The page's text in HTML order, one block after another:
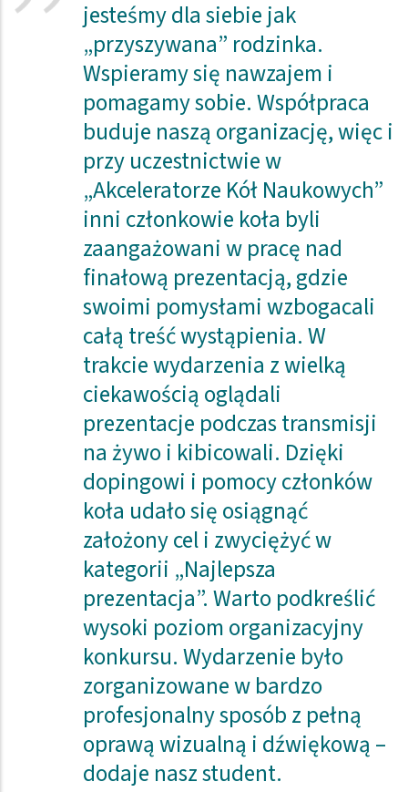
jesteśmy dla siebie jak
„przyszywana” rodzinka.
Wspieramy się nawzajem i
pomagamy sobie. Współpraca
buduje naszą organizację, więc i
przy uczestnictwie w
„Akceleratorze Kół Naukowych”
inni członkowie koła byli
zaangażowani w pracę nad
finałową prezentacją, gdzie
swoimi pomysłami wzbogacali
całą treść wystąpienia. W
trakcie wydarzenia z wielką
ciekawością oglądali
prezentacje podczas transmisji
na żywo i kibicowali. Dzięki
dopingowi i pomocy członków
koła udało się osiągnąć
założony cel i zwyciężyć w
kategorii „Najlepsza
prezentacja”. Warto podkreślić
wysoki poziom organizacyjny
konkursu. Wydarzenie było
zorganizowane w bardzo
profesjonalny sposób z pełną
oprawą wizualną i dźwiękową –
dodaje nasz student.